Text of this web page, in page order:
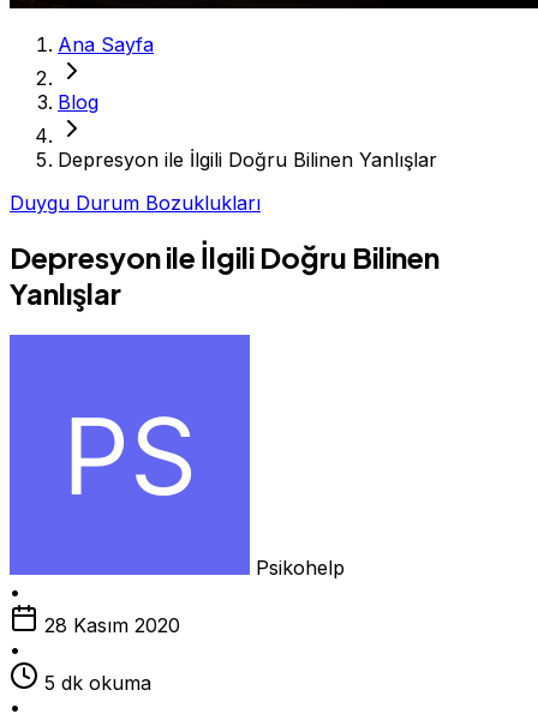
Ana Sayfa
Blog
Depresyon ile İlgili Doğru Bilinen Yanlışlar
Duygu Durum Bozuklukları
Depresyon ile İlgili Doğru Bilinen
Yanlışlar
Psikohelp
•
28 Kasım 2020
•
5 dk okuma
•